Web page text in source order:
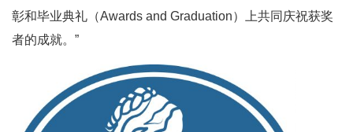
彰和毕业典礼（Awards and Graduation）上共同庆祝获奖
者的成就。”